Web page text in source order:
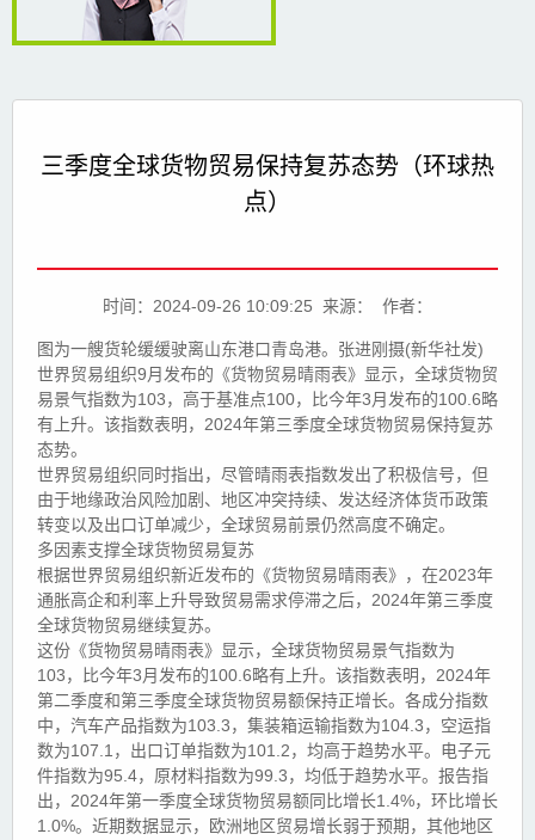
三季度全球货物贸易保持复苏态势（环球热
点）
时间：2024-09-26 10:09:25 来源： 作者：
图为一艘货轮缓缓驶离山东港口青岛港。张进刚摄(新华社发)
世界贸易组织9月发布的《货物贸易晴雨表》显示，全球货物贸
易景气指数为103，高于基准点100，比今年3月发布的100.6略
有上升。该指数表明，2024年第三季度全球货物贸易保持复苏
态势。
世界贸易组织同时指出，尽管晴雨表指数发出了积极信号，但
由于地缘政治风险加剧、地区冲突持续、发达经济体货币政策
转变以及出口订单减少，全球贸易前景仍然高度不确定。
多因素支撑全球货物贸易复苏
根据世界贸易组织新近发布的《货物贸易晴雨表》，在2023年
通胀高企和利率上升导致贸易需求停滞之后，2024年第三季度
全球货物贸易继续复苏。
这份《货物贸易晴雨表》显示，全球货物贸易景气指数为
103，比今年3月发布的100.6略有上升。该指数表明，2024年
第二季度和第三季度全球货物贸易额保持正增长。各成分指数
中，汽车产品指数为103.3，集装箱运输指数为104.3，空运指
数为107.1，出口订单指数为101.2，均高于趋势水平。电子元
件指数为95.4，原材料指数为99.3，均低于趋势水平。报告指
出，2024年第一季度全球货物贸易额同比增长1.4%，环比增长
1.0%。近期数据显示，欧洲地区贸易增长弱于预期，其他地区